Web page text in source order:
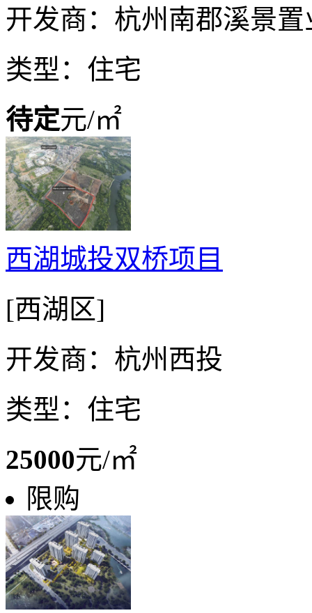
开发商：杭州南郡溪景
类型：住宅
待定元/㎡
西湖城投双桥项目
[西湖区]
开发商：杭州西投
类型：住宅
25000元/㎡
限购